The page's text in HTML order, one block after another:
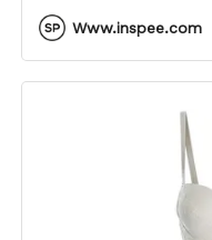
Www.inspee.com